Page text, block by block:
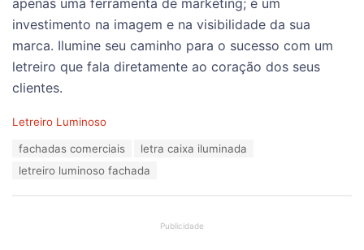
apenas uma ferramenta de marketing; é um
investimento na imagem e na visibilidade da sua
marca. Ilumine seu caminho para o sucesso com um
letreiro que fala diretamente ao coração dos seus
clientes.
C
Letreiro Luminoso
fachadas comerciais
letra caixa iluminada
letreiro luminoso fachada